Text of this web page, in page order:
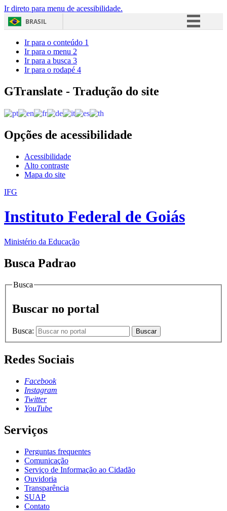
Ir direto para menu de acessibilidade.
BRASIL
Acesso à informação
Ir para o conteúdo 1
Ir para o menu 2
Ir para a busca 3
Ir para o rodapé 4
GTranslate - Tradução do site
Opções de acessibilidade
Acessibilidade
Alto contraste
Mapa do site
IFG
Instituto Federal de Goiás
Ministério da Educação
Busca Padrao
Busca
Buscar no portal
Busca: Buscar
Redes Sociais
Facebook
Instagram
Twitter
YouTube
Serviços
Perguntas frequentes
Comunicação
Serviço de Informação ao Cidadão
Ouvidoria
Transparência
SUAP
Contato